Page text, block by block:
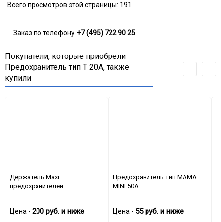
Всего просмотров этой страницы: 191
Заказ по телефону +7 (495) 722 90 25
Покупатели, которые приобрели
Предохранитель тип T 20A, также
купили
Держатель Мaxi
предохранителей
Цена - 200 руб. и ниже
Предохранитель тип MAMA
MINI 50A
Цена - 55руб. и ниже